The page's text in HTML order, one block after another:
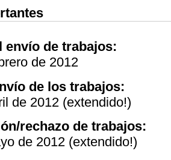
envío de trabajos:
de 2012
de los trabajos:
de 2012 (extendido!)
rechazo de trabajos:
de 2012 (extendido!)